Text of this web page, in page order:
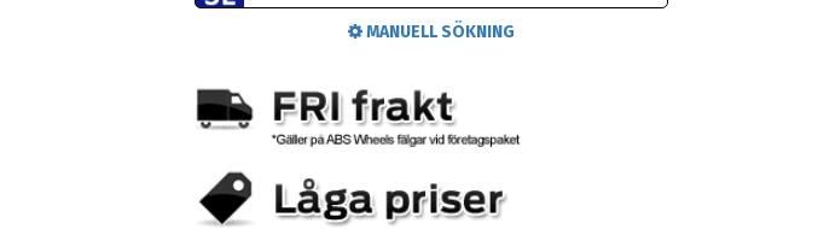
MANUELL SÖKNING